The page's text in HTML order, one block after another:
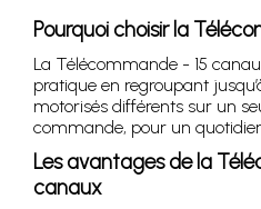
Pourquoi choisir la
La Télécommande - 15
pratique en regroupant
motorisés différents sur un
commande, pour un
Les avantages de la
canaux